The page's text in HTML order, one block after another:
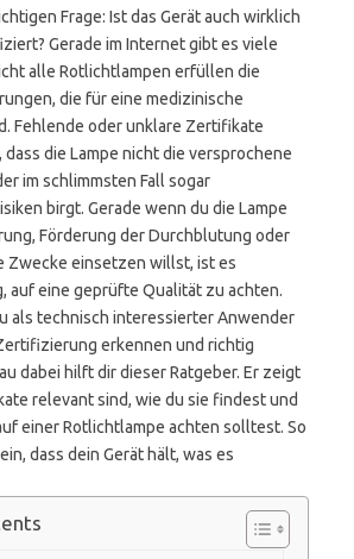
Frage: Ist das Gerät auch wirklich
Gerade im Internet gibt es viele
alle Rotlichtlampen erfüllen die
die für eine medizinische
Fehlende oder unklare Zertifikate
die Lampe nicht die versprochene
im schlimmsten Fall sogar
birgt. Gerade wenn du die Lampe
Förderung der Durchblutung oder
Zwecke einsetzen willst, ist es
auf eine geprüfte Qualität zu achten.
als technisch interessierter Anwender
erkennen und richtig
dabei hilft dir dieser Ratgeber. Er zeigt
relevant sind, wie du sie findest und
einer Rotlichtlampe achten solltest. So
dass dein Gerät hält, was es